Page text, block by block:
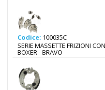
Codice: 100035C
SERIE MASSETTE FRIZIONI
BOXER - BRAVO